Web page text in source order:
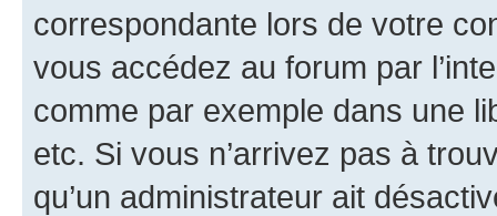
correspondante lors de votre
vous accédez au forum par
comme par exemple dans une
etc. Si vous n’arrivez pas à
qu’un administrateur ait